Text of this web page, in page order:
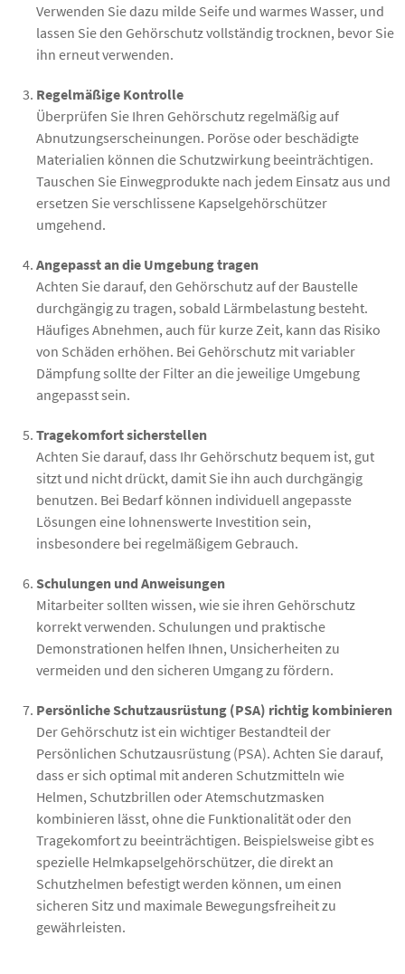
Verwenden Sie dazu milde Seife und warmes Wasser, und
lassen Sie den Gehörschutz vollständig trocknen, bevor Sie
ihn erneut verwenden.
Regelmäßige Kontrolle
Überprüfen Sie Ihren Gehörschutz regelmäßig auf
Abnutzungserscheinungen. Poröse oder beschädigte
Materialien können die Schutzwirkung beeinträchtigen.
Tauschen Sie Einwegprodukte nach jedem Einsatz aus und
ersetzen Sie verschlissene Kapselgehörschützer
umgehend.
Angepasst an die Umgebung tragen
Achten Sie darauf, den Gehörschutz auf der Baustelle
durchgängig zu tragen, sobald Lärmbelastung besteht.
Häufiges Abnehmen, auch für kurze Zeit, kann das Risiko
von Schäden erhöhen. Bei Gehörschutz mit variabler
Dämpfung sollte der Filter an die jeweilige Umgebung
angepasst sein.
Tragekomfort sicherstellen
Achten Sie darauf, dass Ihr Gehörschutz bequem ist, gut
sitzt und nicht drückt, damit Sie ihn auch durchgängig
benutzen. Bei Bedarf können individuell angepasste
Lösungen eine lohnenswerte Investition sein,
insbesondere bei regelmäßigem Gebrauch.
Schulungen und Anweisungen
Mitarbeiter sollten wissen, wie sie ihren Gehörschutz
korrekt verwenden. Schulungen und praktische
Demonstrationen helfen Ihnen, Unsicherheiten zu
vermeiden und den sicheren Umgang zu fördern.
Persönliche Schutzausrüstung (PSA) richtig kombinieren
Der Gehörschutz ist ein wichtiger Bestandteil der
Persönlichen Schutzausrüstung (PSA). Achten Sie darauf,
dass er sich optimal mit anderen Schutzmitteln wie
Helmen, Schutzbrillen oder Atemschutzmasken
kombinieren lässt, ohne die Funktionalität oder den
Tragekomfort zu beeinträchtigen. Beispielsweise gibt es
spezielle Helmkapselgehörschützer, die direkt an
Schutzhelmen befestigt werden können, um einen
sicheren Sitz und maximale Bewegungsfreiheit zu
gewährleisten.